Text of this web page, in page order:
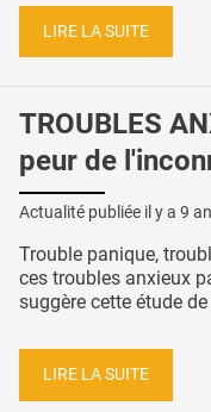
LIRE LA SUITE
TROUBLES
peur de
Actualité publiée il y a 9
Trouble panique,
ces troubles anxieux
suggère cette étude
LIRE LA SUITE